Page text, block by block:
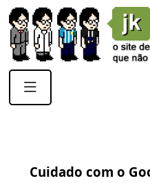
Cuidado com o